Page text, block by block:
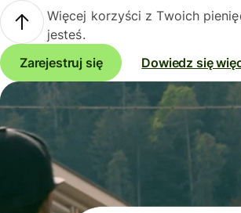
Więcej korzyści z Twoich
jesteś.
Zarejestruj się
Dowiedz się